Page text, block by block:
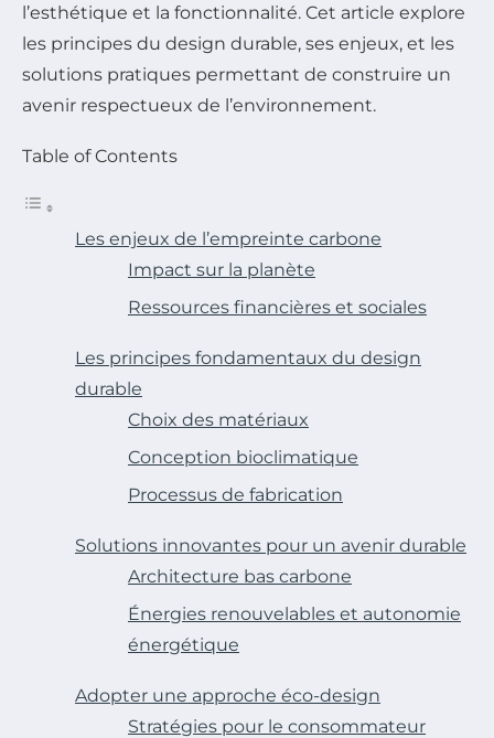
l’esthétique et la fonctionnalité. Cet article explore
les principes du design durable, ses enjeux, et les
solutions pratiques permettant de construire un
avenir respectueux de l’environnement.
Table of Contents
Les enjeux de l’empreinte carbone
Impact sur la planète
Ressources financières et sociales
Les principes fondamentaux du design
durable
Choix des matériaux
Conception bioclimatique
Processus de fabrication
Solutions innovantes pour un avenir durable
Architecture bas carbone
Énergies renouvelables et autonomie
énergétique
Adopter une approche éco-design
Stratégies pour le consommateur